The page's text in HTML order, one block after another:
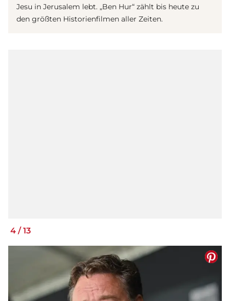
Jesu in Jerusalem lebt. „Ben Hur“ zählt bis heute zu
den größten Historienfilmen aller Zeiten.
4 /13